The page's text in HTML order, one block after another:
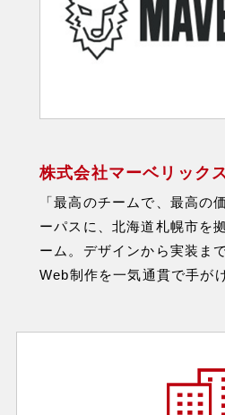
株式会社マーベリック
「最高のチームで、最高の
ーパスに、北海道札幌市を
ーム。デザインから実装ま
Web制作を一気通貫で手が